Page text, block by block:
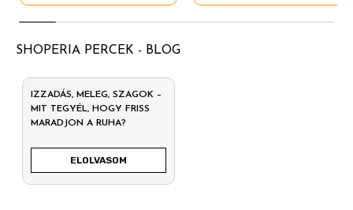
SHOPERIA PERCEK - BLOG
IZZADÁS, MELEG, SZAGOK –
MIT TEGYÉL, HOGY FRISS
MARADJON A RUHA?
ELOLVASOM